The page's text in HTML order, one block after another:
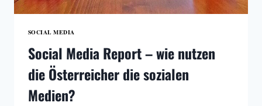
SOCIAL MEDIA
Social Media Report – wie nutzen
die Österreicher die sozialen
Medien?